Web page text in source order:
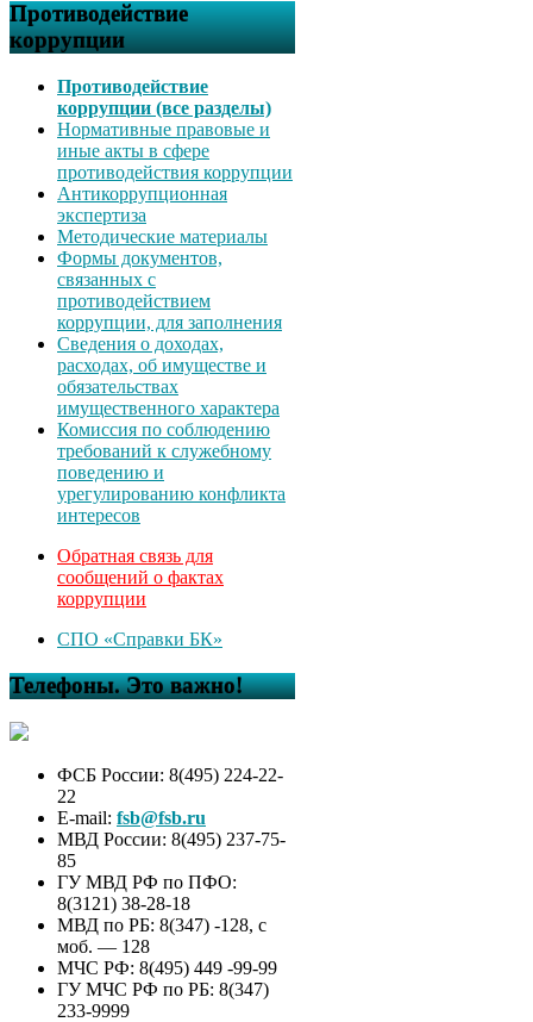
Противодействие
коррупции
Противодействие
коррупции (все разделы)
Нормативные правовые и
иные акты в сфере
противодействия коррупции
Антикоррупционная
экспертиза
Методические материалы
Формы документов,
связанных с
противодействием
коррупции, для заполнения
Сведения о доходах,
расходах, об имуществе и
обязательствах
имущественного характера
Комиссия по соблюдению
требований к служебному
поведению и
урегулированию конфликта
интересов
Обратная связь для
сообщений о фактах
коррупции
СПО «Справки БК»
Телефоны. Это важно!
ФСБ России: 8(495) 224-22-
22
E-mail: fsb@fsb.ru
МВД России: 8(495) 237-75-
85
ГУ МВД РФ по ПФО:
8(3121) 38-28-18
МВД по РБ: 8(347) -128, с
моб. — 128
МЧС РФ: 8(495) 449 -99-99
ГУ МЧС РФ по РБ: 8(347)
233-9999